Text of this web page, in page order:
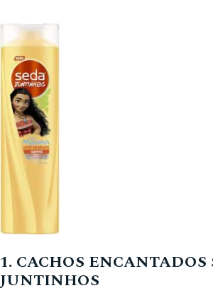
1. CACHOS ENCANTADOS
JUNTINHOS